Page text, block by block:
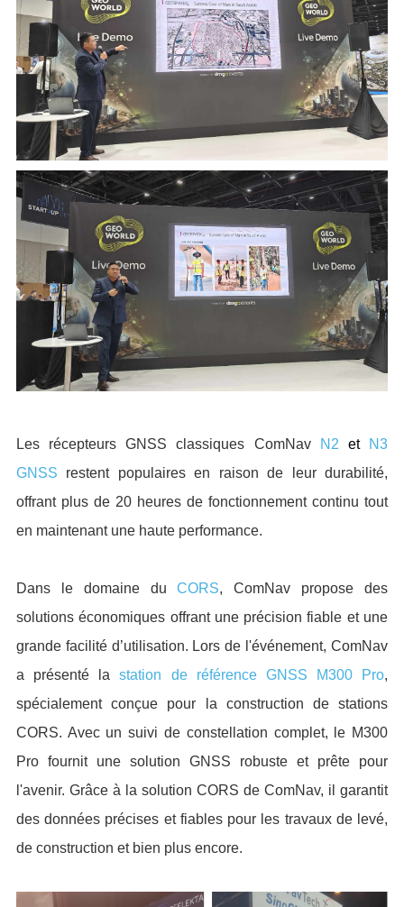
Les récepteurs GNSS classiques ComNav N2 et
N3
GNSS restent populaires en raison de leur durabilité,
offrant plus de 20 heures de fonctionnement continu tout
en maintenant une haute performance.
Dans le domaine duCORS, ComNav propose des
solutions économiques offrant une précision fiable et une
grande facilité d’utilisation. Lors de l'événement, ComNav
a présenté lastation de référence GNSS M300 Pro,
spécialement conçue pour la construction de stations
CORS. Avec un suivi de constellation complet, le M300
Pro fournit une solution GNSS robuste et prête pour
l'avenir. Grâce à la solution CORS de ComNav, il garantit
des données précises et fiables pour les travaux de levé,
de construction et bien plus encore.